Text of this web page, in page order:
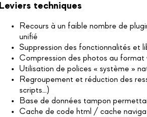
Leviers techniques
Recours à un faible nombre de
unifié
Suppression des fonctionnalités et
Compression des photos au format
Utilisation de polices « système »
Regroupement et réduction des
scripts…)
Base de données tampon
Cache de code html / cache